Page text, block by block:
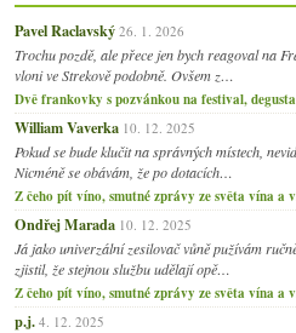
Pavel Raclavský 26. 1. 2026
Trochu pozdě, ale přece jen bych reagoval na
vloni ve Strekově podobně. Ovšem z…
Dvě frankovky s pozvánkou na festival,
William Vaverka 10. 12. 2025
Pokud se bude klučit na správných místech,
Nicméně se obávám, že po dotacích…
Z čeho pít víno, smutné zprávy ze světa vína a
Ondřej Marada 10. 12. 2025
Já jako univerzální zesilovač vůně pužívám
zjistil, že stejnou službu udělají opě…
Z čeho pít víno, smutné zprávy ze světa vína a
p.j. 4. 12. 2025